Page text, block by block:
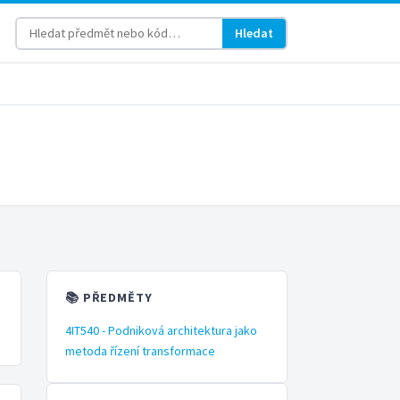
Hledat
📚 PŘEDMĚTY
4IT540 - Podniková architektura jako
metoda řízení transformace